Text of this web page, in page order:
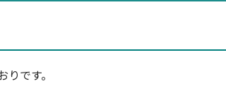
です。